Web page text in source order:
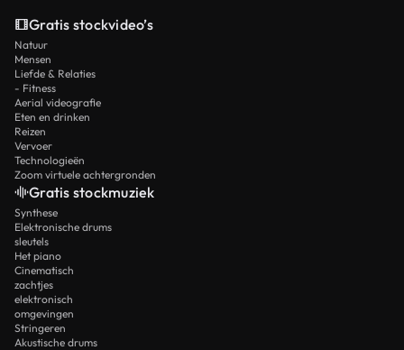
Gratis stockvideo’s
Natuur
Mensen
Liefde & Relaties
- Fitness
Aerial videografie
Eten en drinken
Reizen
Vervoer
Technologieën
Zoom virtuele achtergronden
Gratis stockmuziek
Synthese
Elektronische drums
sleutels
Het piano
Cinematisch
zachtjes
elektronisch
omgevingen
Stringeren
Akustische drums